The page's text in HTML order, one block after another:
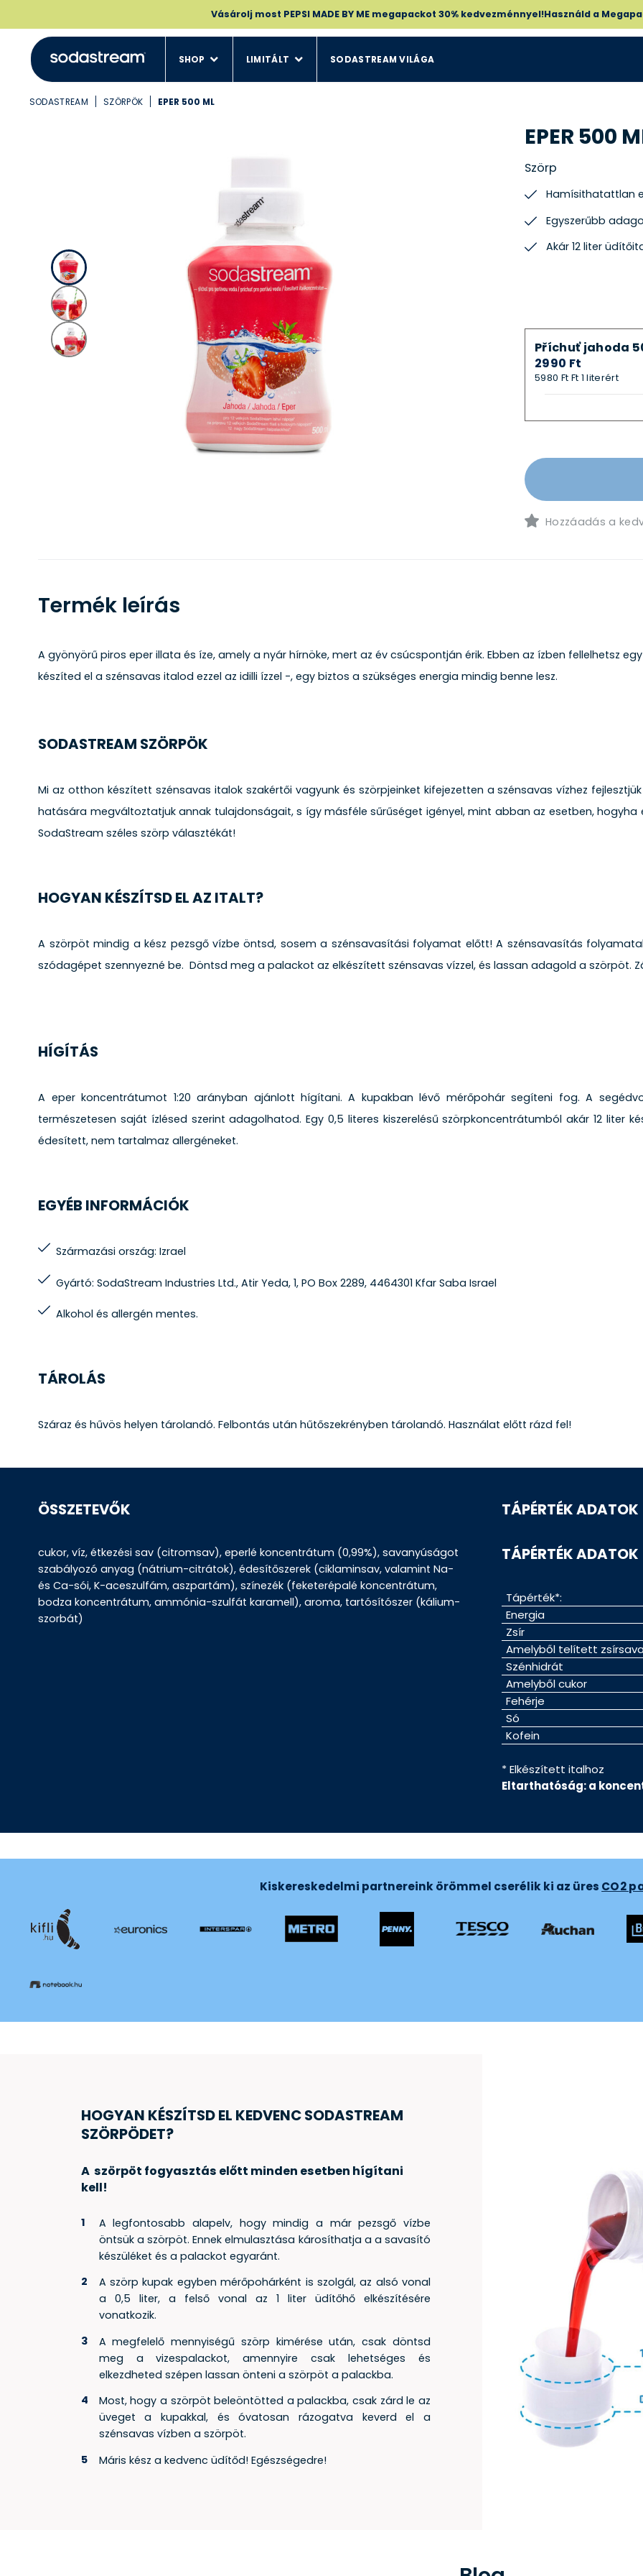
SHOP LIMITÁLT SODASTREAM VILÁGA
Vásárolj most PEPSI MADE BY ME megapackot 30% kedvezménnyel!Használd a
SODASTREAM SZÖRPÖK EPER 500 ML
EPER 500
Szörp
Hamísithatattlan
Egyszerűbb
Akár 12 liter
Příchuť jahoda
2990 Ft
5980 Ft Ft 1 literért
Hozzáadás a
Termék leírás
A gyönyörű piros eper illata és íze, amely a nyár hírnöke, mert az év csúcspontján érik. Ebben az ízben fellelhetsz
készíted el a szénsavas italod ezzel az idilli ízzel -, egy biztos a szükséges energia mindig benne lesz.
SODASTREAM SZÖRPÖK
Mi az otthon készített szénsavas italok szakértői vagyunk és szörpjeinket kifejezetten a szénsavas vízhez
hatására megváltoztatjuk annak tulajdonságait, s így másféle sűrűséget igényel, mint abban az esetben,
SodaStream széles szörp választékát!
HOGYAN KÉSZÍTSD EL AZ ITALT?
A szörpöt mindig a kész pezsgő vízbe öntsd, sosem a szénsavasítási folyamat előtt! A szénsavasítás
szódagépet szennyezné be. Döntsd meg a palackot az elkészített szénsavas vízzel, és lassan adagold a szörpöt.
HÍGÍTÁS
A eper koncentrátumot 1:20 arányban ajánlott hígítani. A kupakban lévő mérőpohár segíteni fog. A
természetesen saját ízlésed szerint adagolhatod. Egy 0,5 literes kiszerelésű szörpkoncentrátumból akár 12 liter
édesített, nem tartalmaz allergéneket.
EGYÉB INFORMÁCIÓK
Származási ország: Izrael
Gyártó: SodaStream Industries Ltd., Atir Yeda, 1, PO Box 2289, 4464301 Kfar Saba Israel
Alkohol és allergén mentes.
TÁROLÁS
Száraz és hűvös helyen tárolandó. Felbontás után hűtőszekrényben tárolandó. Használat előtt rázd fel!
ÖSSZETEVŐK
cukor, víz, étkezési sav (citromsav), eperlé koncentrátum (0,99%), savanyúságot
szabályozó anyag (nátrium-citrátok), édesítőszerek (ciklaminsav, valamint Na-
és Ca-sói, K-aceszulfám, aszpartám), színezék (feketerépalé koncentrátum,
bodza koncentrátum, ammónia-szulfát karamell), aroma, tartósítószer (kálium-
szorbát)
TÁPÉRTÉK ADATOK
TÁPÉRTÉK ADATOK
Tápérték*:
Energia
Zsír
Amelyből telített
Szénhidrát
Amelyből cukor
Fehérje
Só
Kofein
* Elkészített italhoz
Eltarthatóság: a
Kiskereskedelmi partnereink örömmel cserélik ki az üres CO2
HOGYAN KÉSZÍTSD EL KEDVENC SODASTREAM
SZÖRPÖDET?
A szörpöt fogyasztás előtt minden esetben hígítani
kell!
A legfontosabb alapelv, hogy mindig a már pezsgő vízbe
öntsük a szörpöt. Ennek elmulasztása károsíthatja a a savasító
készüléket és a palackot egyaránt.
A szörp kupak egyben mérőpohárként is szolgál, az alsó vonal
a 0,5 liter, a felső vonal az 1 liter üdítőhő elkészítésére
vonatkozik.
A megfelelő mennyiségű szörp kimérése után, csak döntsd
meg a vizespalackot, amennyire csak lehetséges és
elkezdheted szépen lassan önteni a szörpöt a palackba.
Most, hogy a szörpöt beleöntötted a palackba, csak zárd le az
üveget a kupakkal, és óvatosan rázogatva keverd el a
szénsavas vízben a szörpöt.
Máris kész a kedvenc üdítőd! Egészségedre!